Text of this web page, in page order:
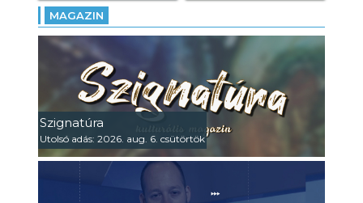
MAGAZIN
Szignatúra
Utolsó adás: 2026. aug. 6. csütörtök